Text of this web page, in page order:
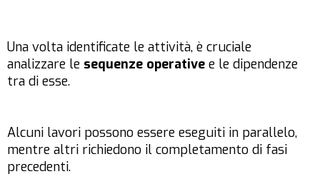
Una volta identificate le attività, è cruciale
analizzare le sequenze operative e le dipendenze
tra di esse.
Alcuni lavori possono essere eseguiti in parallelo,
mentre altri richiedono il completamento di fasi
precedenti.